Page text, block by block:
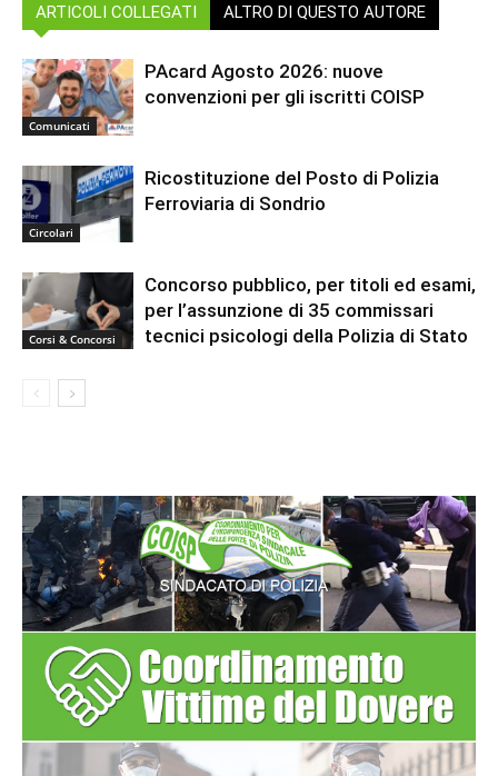
ARTICOLI COLLEGATI ALTRO DI QUESTO AUTORE
Comunicati
PAcard Agosto 2026: nuove
convenzioni per gli iscritti COISP
Circolari
Ricostituzione del Posto di Polizia
Ferroviaria di Sondrio
Corsi & Concorsi
Concorso pubblico, per titoli ed esami,
per l’assunzione di 35 commissari
tecnici psicologi della Polizia di Stato